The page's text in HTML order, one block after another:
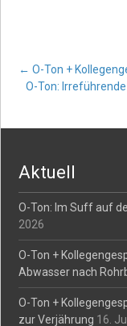
Post
← O-Ton +
O-Ton:
Aktuell
O-Ton: Im Suff auf
2026
O-Ton +
Abwasser nach
O-Ton +
zur Verjährung 16.